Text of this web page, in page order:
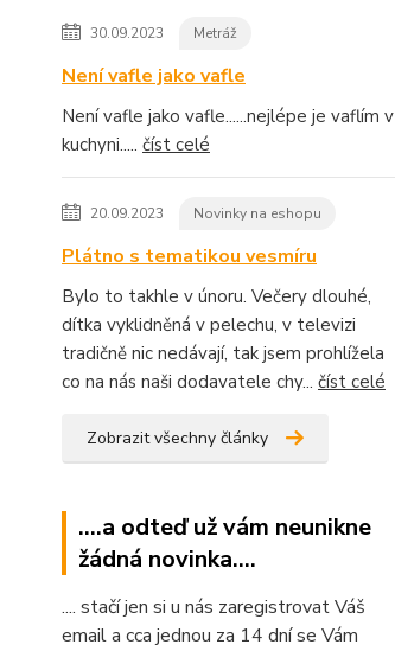
30.09.2023 Metráž
Není vafle jako vafle
Není vafle jako vafle......nejlépe je vaflím v
kuchyni..... číst celé
20.09.2023 Novinky na eshopu
Plátno s tematikou vesmíru
Bylo to takhle v únoru. Večery dlouhé,
dítka vyklidněná v pelechu, v televizi
tradičně nic nedávají, tak jsem prohlížela
co na nás naši dodavatele chy... číst celé
Zobrazit všechny články
....a odteď už vám neunikne
žádná novinka....
.... stačí jen si u nás zaregistrovat Váš
email a cca jednou za 14 dní se Vám